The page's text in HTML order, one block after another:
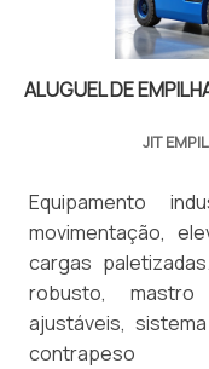
ALUGUEL DE
JIT
Equipamento
movimentação,
cargas
robusto,
ajustáveis,
contrapeso